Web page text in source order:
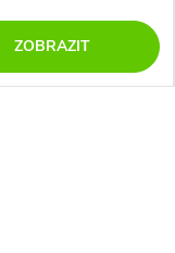
ZOBRAZIT